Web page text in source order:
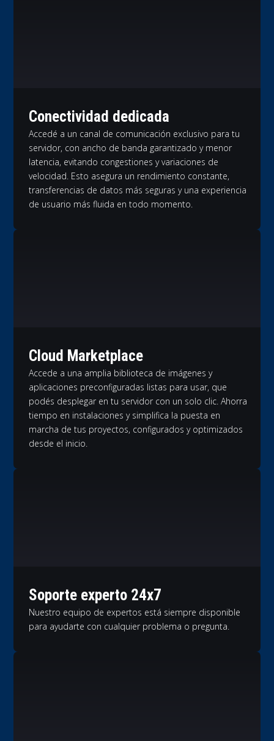
Conectividad dedicada
Accedé a un canal de comunicación exclusivo para tu
servidor, con ancho de banda garantizado y menor
latencia, evitando congestiones y variaciones de
velocidad. Esto asegura un rendimiento constante,
transferencias de datos más seguras y una experiencia
de usuario más fluida en todo momento.
Cloud Marketplace
Accede a una amplia biblioteca de imágenes y
aplicaciones preconfiguradas listas para usar, que
podés desplegar en tu servidor con un solo clic. Ahorra
tiempo en instalaciones y simplifica la puesta en
marcha de tus proyectos, configurados y optimizados
desde el inicio.
Soporte experto 24x7
Nuestro equipo de expertos está siempre disponible
para ayudarte con cualquier problema o pregunta.